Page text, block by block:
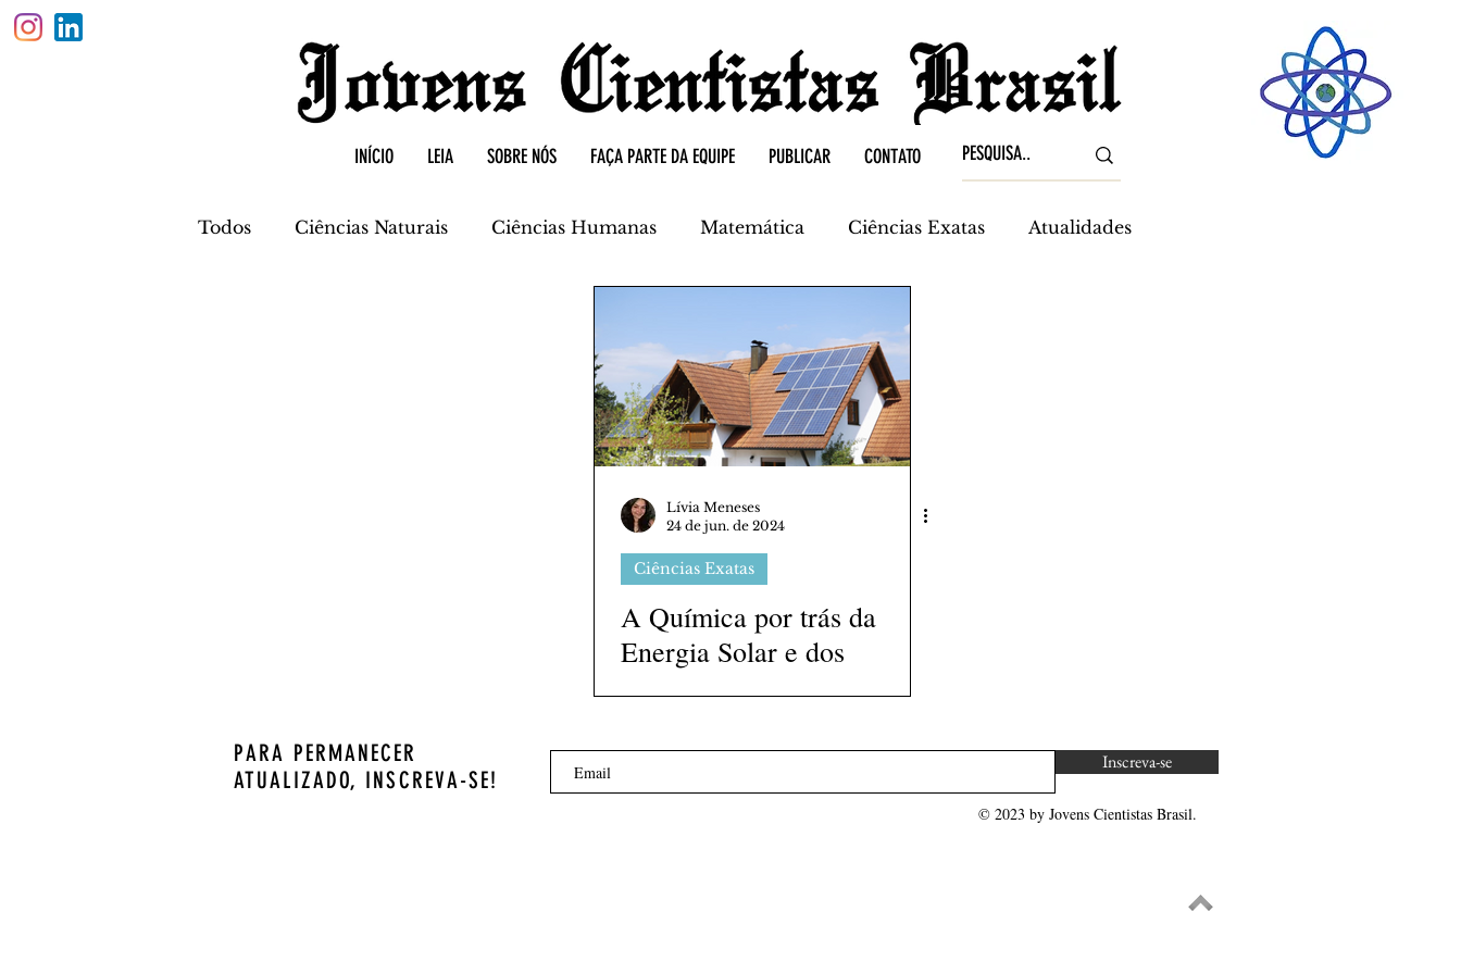
INÍCIO LEIA SOBRE NÓS FAÇA PARTE DA EQUIPE PUBLICAR CONTATO
Todos Ciências Naturais Ciências Humanas Matemática Ciências Exatas Atualidades
Lívia Meneses
24 de jun. de 2024
Ciências Exatas
A Química por trás da
Energia Solar e dos
Sistemas Fotovoltaicos
PARA PERMANECER
ATUALIZADO, INSCREVA-SE!
Inscreva-se
© 2023 by Jovens Cientistas Brasil.